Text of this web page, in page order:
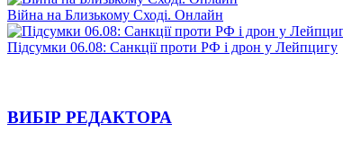
Війна на Близькому Сході. Онлайн
Підсумки 06.08: Санкції проти РФ і дрон у Лейпцигу
ВИБІР РЕДАКТОРА